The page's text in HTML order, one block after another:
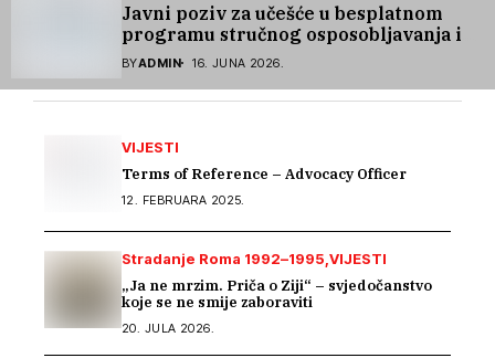
Javni poziv za učešće u besplatnom
programu stručnog osposobljavanja i
podrške pri zapošljavanju
BYADMIN 16. JUNA 2026.
VIJESTI
Terms of Reference – Advocacy Officer
12. FEBRUARA 2025.
Stradanje Roma 1992–1995 VIJESTI
„Ja ne mrzim. Priča o Ziji“ – svjedočanstvo
koje se ne smije zaboraviti
20. JULA 2026.